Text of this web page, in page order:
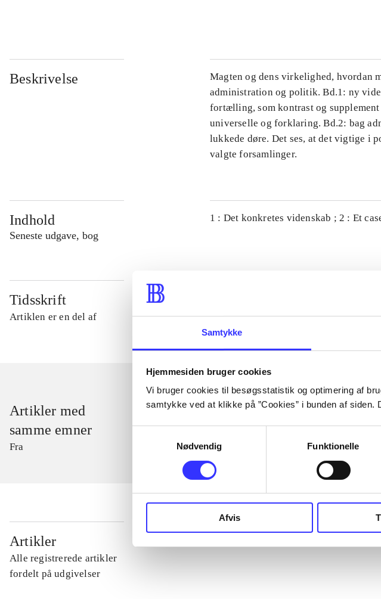
Samtykke
Hjemmesiden bruger cookies
Vi bruger cookies til besøgsstatistik og optimering af
samtykke ved at klikke på ”Cookies” i bunden af
Nødvendig
Funktionelle
Afvis
Beskrivelse
Magten og dens virkelighed, hvordan
administration og politik. Bd.1: ny
fortælling, som kontrast og
universelle og forklaring. Bd.2: bag
lukkede døre. Det ses, at det vigtige i
valgte forsamlinger.
Indhold
Seneste udgave, bog
1 : Det konkretes videnskab ; 2 : Et
Tidsskrift
Artiklen er en del af
Artikler med
samme emner
Fra
Artikler
Alle registrerede artikler
fordelt på udgivelser
...